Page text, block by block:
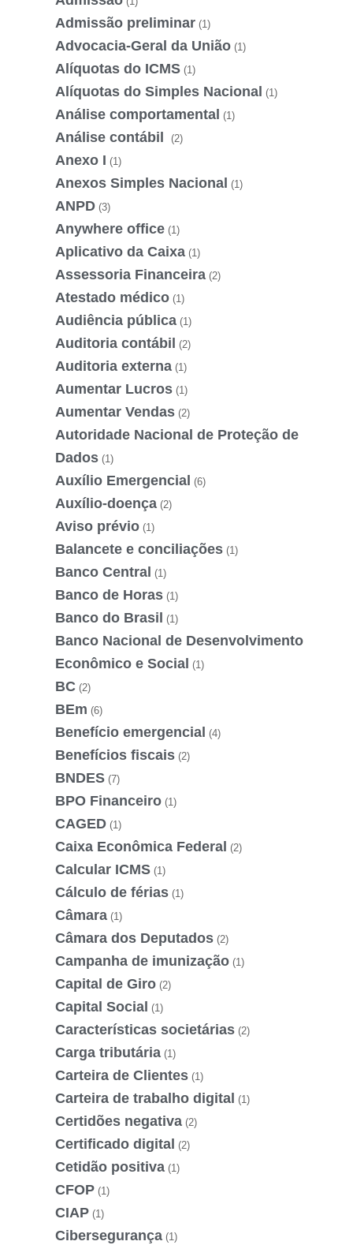
Admissão preliminar (1)
Advocacia-Geral da União (1)
Alíquotas do ICMS (1)
Alíquotas do Simples Nacional (1)
Análise comportamental (1)
Análise contábil (2)
Anexo I (1)
Anexos Simples Nacional (1)
ANPD (3)
Anywhere office (1)
Aplicativo da Caixa (1)
Assessoria Financeira (2)
Atestado médico (1)
Audiência pública (1)
Auditoria contábil (2)
Auditoria externa (1)
Aumentar Lucros (1)
Aumentar Vendas (2)
Autoridade Nacional de Proteção de
Dados (1)
Auxílio Emergencial (6)
Auxílio-doença (2)
Aviso prévio (1)
Balancete e conciliações (1)
Banco Central (1)
Banco de Horas (1)
Banco do Brasil (1)
Banco Nacional de Desenvolvimento
Econômico e Social (1)
BC (2)
BEm (6)
Benefício emergencial (4)
Benefícios fiscais (2)
BNDES (7)
BPO Financeiro (1)
CAGED (1)
Caixa Econômica Federal (2)
Calcular ICMS (1)
Cálculo de férias (1)
Câmara (1)
Câmara dos Deputados (2)
Campanha de imunização (1)
Capital de Giro (2)
Capital Social (1)
Características societárias (2)
Carga tributária (1)
Carteira de Clientes (1)
Carteira de trabalho digital (1)
Certidões negativa (2)
Certificado digital (2)
Cetidão positiva (1)
CFOP (1)
CIAP (1)
Cibersegurança (1)